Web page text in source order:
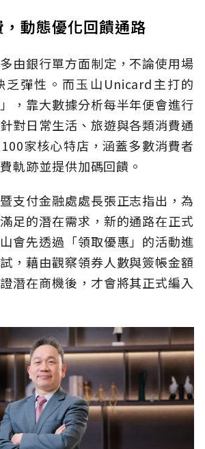
動態優化回饋通路
由銀行單方面制定，不論使用場
乏彈性。而玉山Unicard主打的
」，靠大數據分析每半年便會進行
對日常生活、旅遊與各類消費通
家核心特店，涵蓋多數消費者
軌跡並提供加碼回饋。
支付金融處處長張正志指出，為
足的潛在需求，新的通路在正式
會先透過「領取優惠」的活動進
，藉由觀察領券人數與簽帳金額
潛在商機後，才會將其正式編入